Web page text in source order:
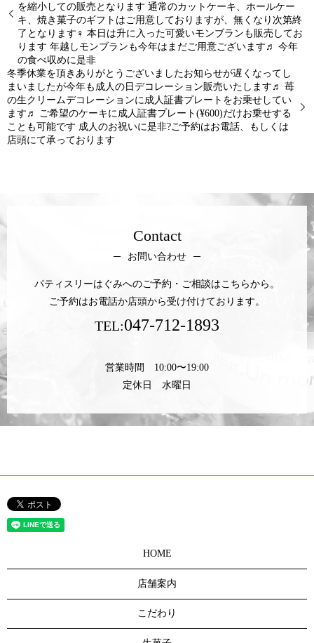
を縮小しての販売となります 通常のカットケーキ、ホールケー
キ、焼き菓子のギフトはご用意しておりますが、無くなり次第終
了となります‍♀️ 本日は升に入った可愛いモンブランも販売してお
ります 年越しモンブランも今年はまだご用意ございます♬ 今年
の食べ収めに是非
冬季休業を頂きありがとうございましたお知らせが遅くなってし
まいましたが今年も成人の日デコレーション販売いたします♬ 苺
の生クリームデコレーションに成人証書プレートをお乗せしてい
ます♬ ご希望のケーキに成人証書プレート(¥600)だけお乗せする
ことも可能です 成人のお祝いに是非?ご予約はお電話、もしくは
店頭にて承っております️
Contact
お問い合わせ
パティスリーはぐみへのご予約・ご相談はこちらから。
ご予約はお電話か店頭から受け付けております。
TEL:047-712-1893
営業時間 10:00〜19:00
定休日 水曜日
HOME
店舗案内
こだわり